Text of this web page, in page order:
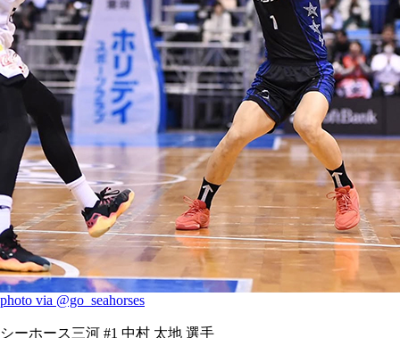
photo via @go_seahorses
シーホース三河 #1 中村 太地 選手